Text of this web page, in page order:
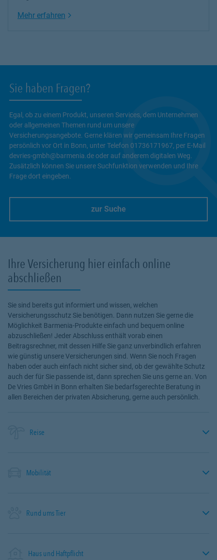
Mehr erfahren Link Opens in New Tab
Sie haben Fragen?
Egal, ob zu einem Produkt, unseren Services, dem Unternehmen
oder allgemeinen Themen rund um unsere
Versicherungsangebote. Gerne klären wir gemeinsam Ihre Fragen
persönlich vor Ort in Bonn, unter Telefon 01736171967, per E-Mail
devries-gmbh@barmenia.de oder auf anderem digitalen Weg.
Zusätzlich können Sie unsere Suchfunktion verwenden und Ihre
Frage dort eingeben.
zur Suche
Ihre Versicherung hier einfach online
abschließen
Sie sind bereits gut informiert und wissen, welchen
Versicherungsschutz Sie benötigen. Dann nutzen Sie gerne die
Möglichkeit Barmenia-Produkte einfach und bequem online
abzuschließen! Jeder Abschluss enthält vorab einen
Beitragsrechner, mit dessen Hilfe Sie ganz unverbindlich erfahren
wie günstig unsere Versicherungen sind. Wenn Sie noch Fragen
haben oder auch einfach nicht sicher sind, ob der gewählte Schutz
auch der für Sie passende ist, dann sprechen Sie uns gerne an. Von
De Vries GmbH in Bonn erhalten Sie bedarfsgerechte Beratung in
allen Bereichen der privaten Absicherung, gerne auch persönlich.
Reise
Mobilität
Rund ums Tier
Haus und Haftpflicht